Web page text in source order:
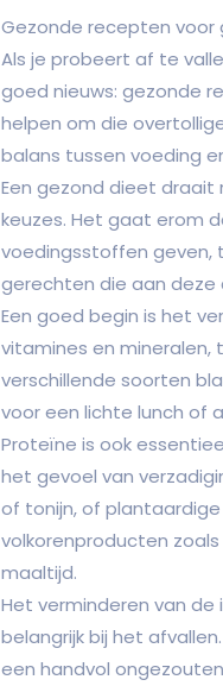
Gezonde recepten voor
Als je probeert af te
goed nieuws: gezonde
helpen om die
balans tussen voeding
Een gezond dieet
keuzes. Het gaat erom
voedingsstoffen geven,
gerechten die aan deze
Een goed begin is het
vitamines en mineralen,
verschillende soorten
voor een lichte lunch of
Proteïne is ook
het gevoel van
of tonijn, of
volkorenproducten
maaltijd.
Het verminderen van
belangrijk bij het
een handvol